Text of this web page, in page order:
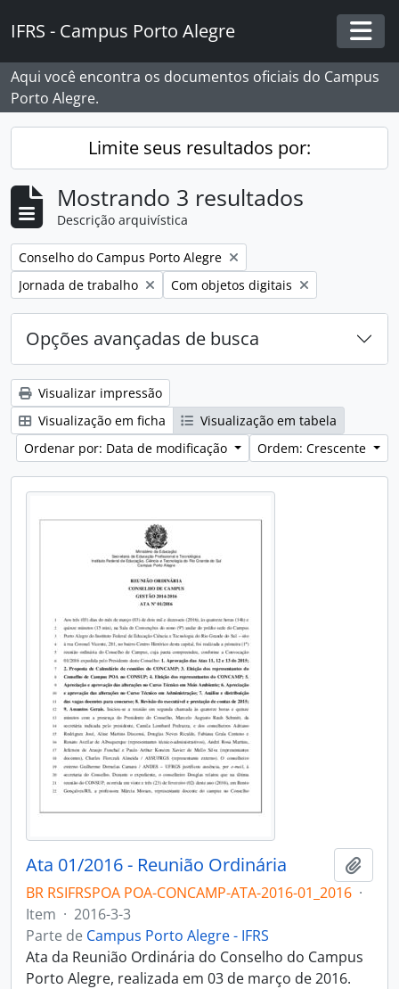
IFRS - Campus Porto Alegre
Aqui você encontra os documentos oficiais do Campus
Porto Alegre.
Limite seus resultados por:
Mostrando 3 resultados
Descrição arquivística
Remover filtro:
Conselho do Campus Porto Alegre
Remover filtro:
Jornada de trabalho Remover filtro:
Com objetos digitais
Opções avançadas de busca
Visualizar impressão
Visualização em ficha
Visualização em tabela
Ordenar por: Data de modificação
Ordem: Crescente
Ata 01/2016 - Reunião Ordinária
BR RSIFRSPOA POA-CONCAMP-ATA-2016-01_2016 ·
Item · 2016-3-3
Parte de Campus Porto Alegre - IFRS
Ata da Reunião Ordinária do Conselho do Campus
Porto Alegre, realizada em 03 de março de 2016.